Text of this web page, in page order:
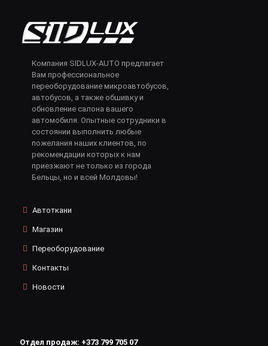
Компания SIDLUX-AUTO предлагает
Вам профессиональное
переоборудование микроавтобусов,
автобусов, а также обшивку и
обновление салона вашего
автомобиля. Опытные сотрудники в
состоянии выполнить любые
пожелания наших клиентов, по
рекомендации которых к нам
приезжают не только из города
Бельцы, но и всей Молдовы!
Автоткани
Магазин
Переоборудование
Контакты
Новости
Отдел продаж: +373 799 705 07